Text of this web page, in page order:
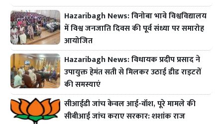
Hazaribagh News: विनोबा भावे विश्वविद्यालय
में विश्व जनजाति दिवस की पूर्व संध्या पर समारोह
आयोजित
Hazaribagh News: विधायक प्रदीप प्रसाद ने
उपायुक्त हेमंत सती से मिलकर उठाई डीड राइटरों
की समस्याएं
सीआईडी जांच केवल आई-वॉश, पूरे मामले की
सीबीआई जांच कराए सरकार: शशांक राज